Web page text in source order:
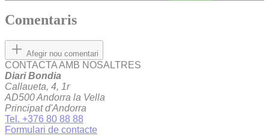
Comentaris
Afegir nou comentari
CONTACTA AMB NOSALTRES
Diari Bondia
Callaueta, 4, 1r
AD500 Andorra la Vella
Principat d'Andorra
Tel. +376 80 88 88
Formulari de contacte